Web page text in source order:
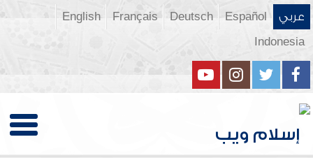
عربي Español
Deutsch
Français
English
Indonesia